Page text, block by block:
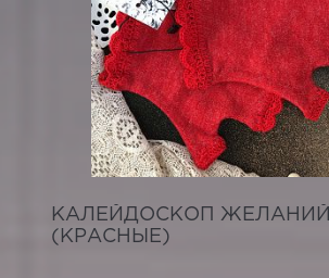
КАЛЕЙДОСКОП ЖЕЛАНИЙ
(КРАСНЫЕ)